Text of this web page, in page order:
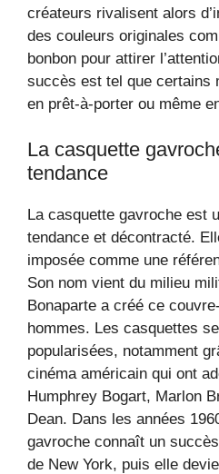
créateurs rivalisent alors
des couleurs originales
bonbon pour attirer
succès est tel que certains
en prêt-à-porter ou même
La casquette
tendance
La casquette gavroche est
tendance et décontracté.
imposée comme une
Son nom vient du milieu
Bonaparte a créé ce
hommes. Les casquettes
popularisées, notamment
cinéma américain qui ont
Humphrey Bogart, Marlon
Dean. Dans les années
gavroche connaît un
de New York, puis elle